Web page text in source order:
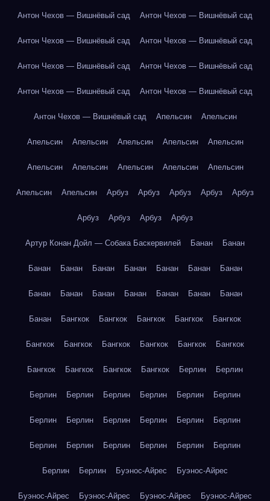
Антон Чехов — Вишнёвый сад Антон Чехов — Вишнёвый сад
Антон Чехов — Вишнёвый сад Антон Чехов — Вишнёвый сад
Антон Чехов — Вишнёвый сад Антон Чехов — Вишнёвый сад
Антон Чехов — Вишнёвый сад Антон Чехов — Вишнёвый сад
Антон Чехов — Вишнёвый сад Апельсин Апельсин
Апельсин Апельсин Апельсин Апельсин Апельсин
Апельсин Апельсин Апельсин Апельсин Апельсин
Апельсин Апельсин Арбуз Арбуз Арбуз Арбуз Арбуз
Арбуз Арбуз Арбуз Арбуз
Артур Конан Дойл — Собака Баскервилей Банан Банан
Банан Банан Банан Банан Банан Банан Банан
Банан Банан Банан Банан Банан Банан Банан
Банан Бангкок Бангкок Бангкок Бангкок Бангкок
Бангкок Бангкок Бангкок Бангкок Бангкок Бангкок
Бангкок Бангкок Бангкок Бангкок Берлин Берлин
Берлин Берлин Берлин Берлин Берлин Берлин
Берлин Берлин Берлин Берлин Берлин Берлин
Берлин Берлин Берлин Берлин Берлин Берлин
Берлин Берлин Буэнос-Айрес Буэнос-Айрес
Буэнос-Айрес Буэнос-Айрес Буэнос-Айрес Буэнос-Айрес